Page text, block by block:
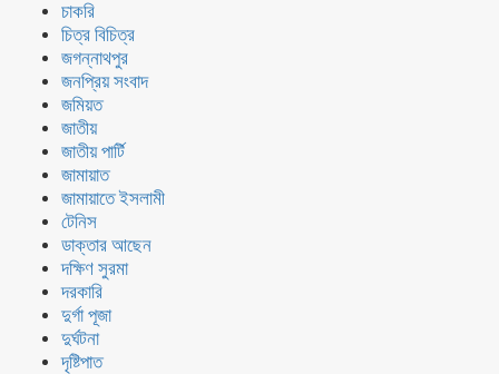
চাকরি
চিত্র বিচিত্র
জগন্নাথপুর
জনপ্রিয় সংবাদ
জমিয়ত
জাতীয়
জাতীয় পার্টি
জামায়াত
জামায়াতে ইসলামী
টেনিস
ডাক্তার আছেন
দক্ষিণ সুরমা
দরকারি
দুর্গা পূজা
দুর্ঘটনা
দৃষ্টিপাত